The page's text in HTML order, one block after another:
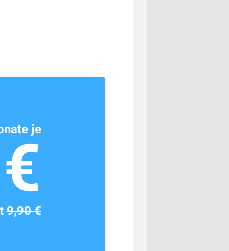
je
9,90 €